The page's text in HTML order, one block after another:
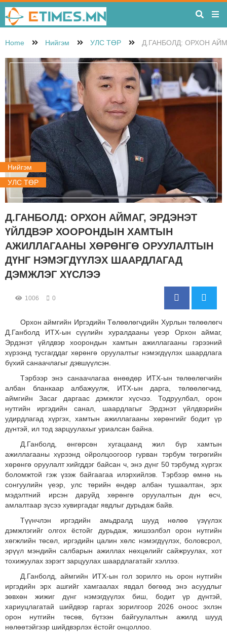
Home Нийгэм УЛС ТӨР Д.ГАНБОЛД: ОРХОН
Нийгэм
УЛС ТӨР
Д.ГАНБОЛД: ОРХОН АЙМАГ, ЭРДЭНЭТ
ҮЙЛДВЭР ХООРОНДЫН ХАМТЫН
АЖИЛЛАГААНЫ ХӨРӨНГӨ ОРУУЛАЛТЫН
ДҮНГ НЭМЭГДҮҮЛЭХ ШААРДЛАГАД
ДЭМЖЛЭГ ХҮСЛЭЭ
1006 0
Орхон аймгийн Иргэдийн Төлөөлөгчдийн Хурлын төлөөлөгч
Д.Ганболд ИТХ-ын сүүлийн хуралдааны үеэр Орхон аймаг,
Эрдэнэт үйлдвэр хоорондын хамтын ажиллагааны гэрээний
хүрээнд тусгагддаг хөрөнгө оруулалтыг нэмэгдүүлэх шаардлага
бүхий санаачлагыг дэвшүүлсэн.
Тэрбээр энэ санаачлагаа өнөөдөр ИТХ-ын төлөөлөгчийн
албан бланкаар албажуулж, ИТХ-ын дарга, төлөөлөгчид,
аймгийн Засаг даргаас дэмжлэг хүсчээ. Тодруулбал, орон
нутгийн иргэдийн санал, шаардлагыг Эрдэнэт үйлдвэрийн
удирдлагад хүргэх, хамтын ажиллагааны хөрөнгийг бодит үр
дүнтэй, ил тод зарцуулахыг уриалсан байна.
Д.Ганболд, өнгөрсөн хугацаанд жил бүр хамтын
ажиллагааны хүрээнд ойролцоогоор гурван тэрбум төгрөгийн
хөрөнгө оруулалт хийгддэг байсан ч, энэ дүнг 50 тэрбумд хүргэх
боломжтой гэж үзэж байгаагаа илэрхийлэв. Тэрбээр өмнө нь
сонгуулийн үеэр, улс төрийн өндөр албан тушаалтан, эрх
мэдэлтний ирсэн даруйд хөрөнгө оруулалтын дүн өсч,
амлалтаар зүсээ хувиргадаг явдлыг дурьдаж байв.
Түүнчлэн иргэдийн амьдралд шууд нөлөө үзүүлэх
дэмжлэгийг олгох ёстойг дурьдаж, жишээлбэл орон нутгийн
хөгжлийн төсөл, иргэдийн цалин хөлс нэмэгдүүлэх, боловсрол,
эрүүл мэндийн салбарын ажиллах нөхцөлийг сайжруулах, хот
тохижуулах зэрэгт зарцуулах шаардлагатайг хэллээ.
Д.Ганболд, аймгийн ИТХ-ын гол зорилго нь орон нутгийн
иргэдийн эрх ашгийг хамгаалах явдал бөгөөд энэ асуудлыг
зөвхөн жижиг дүнг нэмэгдүүлэх биш, бодит үр дүнтэй,
хариуцлагатай шийдвэр гаргах зорилгоор 2026 оноос эхлэн
орон нутгийн төсөв, бүтээн байгуулалтын ажилд шууд
нөлөөтэйгээр шийдвэрлэх ёстойг онцоллоо.